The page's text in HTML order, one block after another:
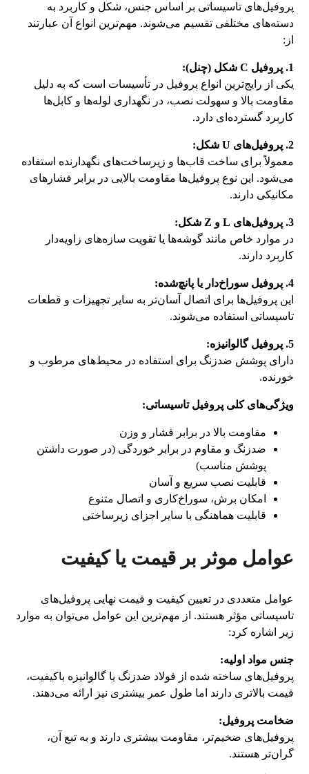
پروفیل‌های تاسیساتی بر اساس جنس، شکل و کاربرد به
دسته‌های مختلفی تقسیم می‌شوند. مهم‌ترین انواع آن عبارتند
از:
1. پروفیل‌ C شکل (چنل):
یکی از رایج‌ترین انواع پروفیل‌ در تأسیسات است که به دلیل
مقاومت بالا و سهولت نصب، در نگهداری لوله‌ها و کابل‌ها
کاربرد گسترده‌ای دارد.
2. پروفیل‌های U شکل:
معمولاً برای ساخت قاب‌ها و زیرساخت‌های نگهدارنده استفاده
می‌شود. این نوع پروفیل‌ها مقاومت بالایی در برابر فشارهای
مکانیکی دارند.
3. پروفیل‌های L و Z شکل:
در موارد خاص مانند گوشه‌ها یا تقویت سازه‌های زاویه‌دار
کاربرد دارند.
4. پروفیل سوراخ‌دار یا پانچ‌شده:
این پروفیل‌ها برای اتصال آسان‌تر به سایر تجهیزات و قطعات
تاسیساتی استفاده می‌شوند.
5. پروفیل گالوانیزه:
دارای پوشش ضدزنگ برای استفاده در محیط‌های مرطوب و
خورنده.
ویژگی‌های کلی پروفیل تاسیساتی:
مقاومت بالا در برابر فشار و وزن
ضدزنگ و مقاوم در برابر خوردگی (در صورت داشتن
پوشش مناسب)
قابلیت نصب سریع و آسان
امکان برش، سوراخ‌کاری و اتصال متنوع
قابلیت هماهنگی با سایر اجزای زیرساختی
عوامل موثر بر قیمت یا کیفیت
عوامل متعددی در تعیین کیفیت و قیمت نهایی پروفیل‌های
تاسیساتی مؤثر هستند. از مهم‌ترین این عوامل می‌توان به موارد
زیر اشاره کرد:
جنس مواد اولیه:
پروفیل‌های ساخته شده از فولاد ضدزنگ یا گالوانیزه باکیفیت،
قیمت بالاتری دارند اما طول عمر بیشتری نیز ارائه می‌دهند.
ضخامت پروفیل:
پروفیل‌های ضخیم‌تر، مقاومت بیشتری دارند و به تبع آن،
گران‌تر هستند.